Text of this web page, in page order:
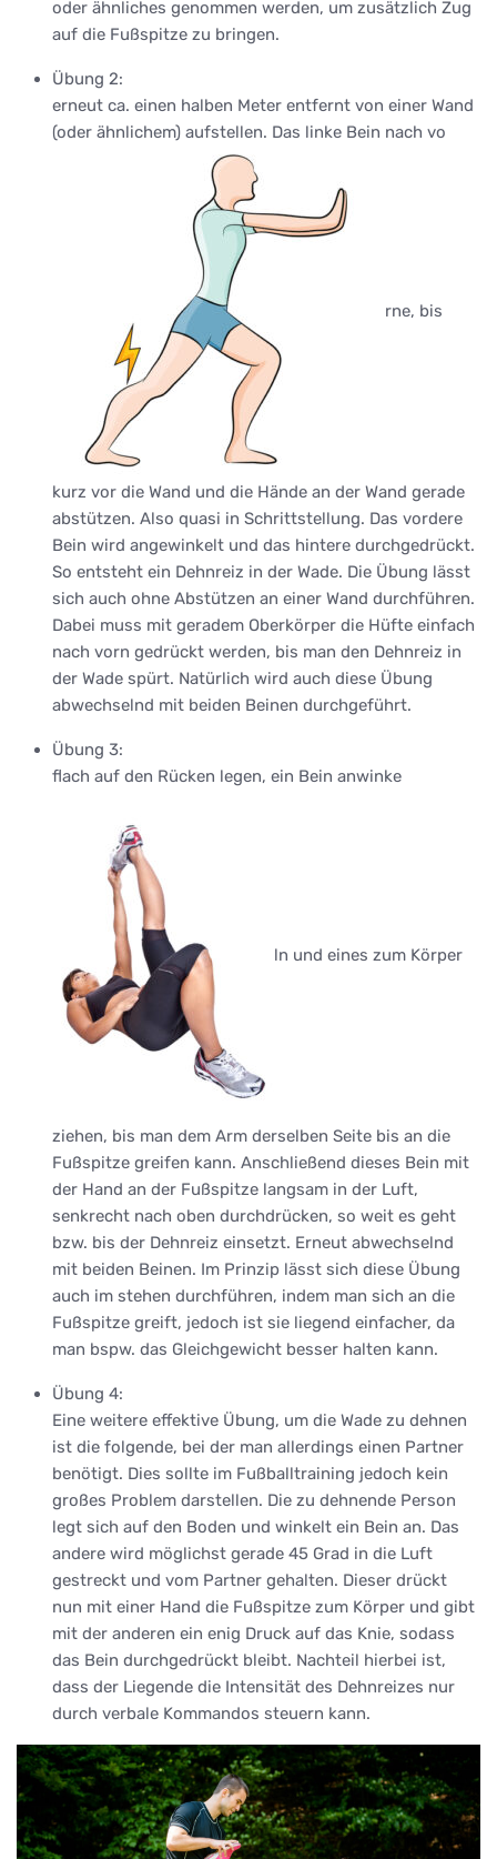
oder ähnliches genommen werden, um zusätzlich Zug
auf die Fußspitze zu bringen.
Übung 2:
erneut ca. einen halben Meter entfernt von einer Wand
(oder ähnlichem) aufstellen. Das linke Bein nach vo
rne, bis
kurz vor die Wand und die Hände an der Wand gerade
abstützen. Also quasi in Schrittstellung. Das vordere
Bein wird angewinkelt und das hintere durchgedrückt.
So entsteht ein Dehnreiz in der Wade. Die Übung lässt
sich auch ohne Abstützen an einer Wand durchführen.
Dabei muss mit geradem Oberkörper die Hüfte einfach
nach vorn gedrückt werden, bis man den Dehnreiz in
der Wade spürt. Natürlich wird auch diese Übung
abwechselnd mit beiden Beinen durchgeführt.
Übung 3:
flach auf den Rücken legen, ein Bein anwinke
ln und eines zum Körper
ziehen, bis man dem Arm derselben Seite bis an die
Fußspitze greifen kann. Anschließend dieses Bein mit
der Hand an der Fußspitze langsam in der Luft,
senkrecht nach oben durchdrücken, so weit es geht
bzw. bis der Dehnreiz einsetzt. Erneut abwechselnd
mit beiden Beinen. Im Prinzip lässt sich diese Übung
auch im stehen durchführen, indem man sich an die
Fußspitze greift, jedoch ist sie liegend einfacher, da
man bspw. das Gleichgewicht besser halten kann.
Übung 4:
Eine weitere effektive Übung, um die Wade zu dehnen
ist die folgende, bei der man allerdings einen Partner
benötigt. Dies sollte im Fußballtraining jedoch kein
großes Problem darstellen. Die zu dehnende Person
legt sich auf den Boden und winkelt ein Bein an. Das
andere wird möglichst gerade 45 Grad in die Luft
gestreckt und vom Partner gehalten. Dieser drückt
nun mit einer Hand die Fußspitze zum Körper und gibt
mit der anderen ein enig Druck auf das Knie, sodass
das Bein durchgedrückt bleibt. Nachteil hierbei ist,
dass der Liegende die Intensität des Dehnreizes nur
durch verbale Kommandos steuern kann.